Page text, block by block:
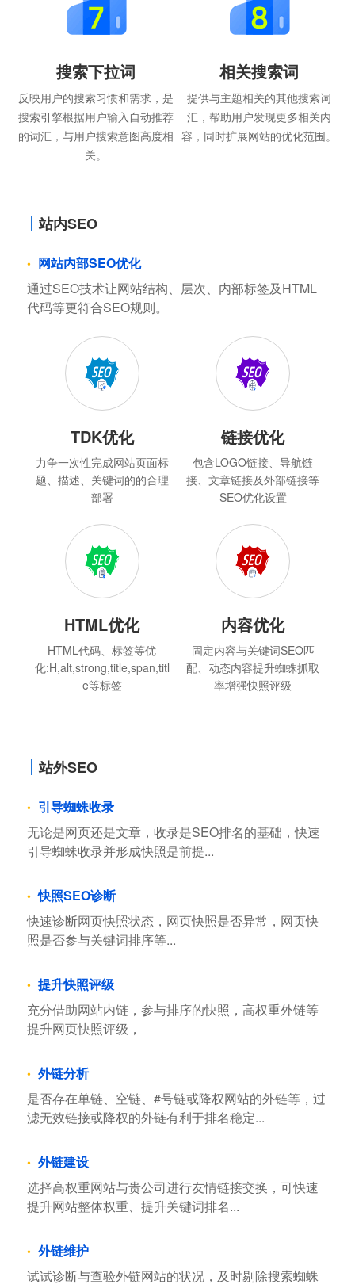
搜索下拉词
反映用户的搜索习惯和需求，是
搜索引擎根据用户输入自动推荐
的词汇，与用户搜索意图高度相
关。
相关搜索词
提供与主题相关的其他搜索词
汇，帮助用户发现更多相关内
容，同时扩展网站的优化范围。
站内SEO
网站内部SEO优化
通过SEO技术让网站结构、层次、内部标签及HTML
代码等更符合SEO规则。
TDK优化
力争一次性完成网站页面标
题、描述、关键词的的合理
部署
链接优化
包含LOGO链接、导航链
接、文章链接及外部链接等
SEO优化设置
HTML优化
HTML代码、标签等优
化:H,alt,strong,title,span,titl
e等标签
内容优化
固定内容与关键词SEO匹
配、动态内容提升蜘蛛抓取
率增强快照评级
站外SEO
引导蜘蛛收录
无论是网页还是文章，收录是SEO排名的基础，快速
引导蜘蛛收录并形成快照是前提...
快照SEO诊断
快速诊断网页快照状态，网页快照是否异常，网页快
照是否参与关键词排序等...
提升快照评级
充分借助网站内链，参与排序的快照，高权重外链等
提升网页快照评级，
外链分析
是否存在单链、空链、#号链或降权网站的外链等，过
滤无效链接或降权的外链有利于排名稳定...
外链建设
选择高权重网站与贵公司进行友情链接交换，可快速
提升网站整体权重、提升关键词排名...
外链维护
试试诊断与查验外链网站的状况，及时剔除搜索蜘蛛